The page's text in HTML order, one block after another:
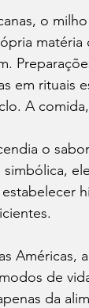
o
em rituais
A
o
Américas,
de
da